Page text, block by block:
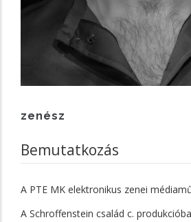
zenész
Bemutatkozás
A PTE MK elektronikus zenei
A Schroffenstein család c.